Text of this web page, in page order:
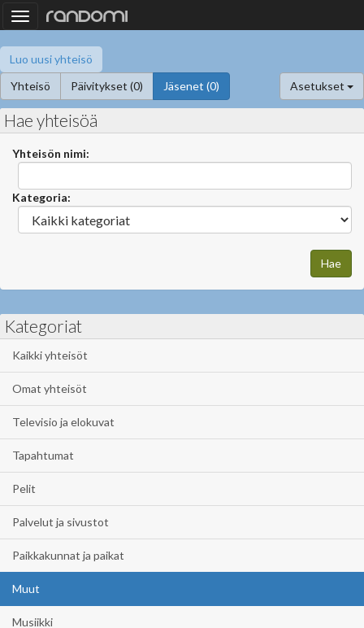
Toggle
navigation
Luo uusi yhteisö
Yhteisö
Päivitykset (0) Jäsenet (0) Asetukset
Hae yhteisöä
Yhteisön nimi:
Kategoria:
Kategoriat
Kaikki yhteisöt
Omat yhteisöt
Televisio ja elokuvat
Tapahtumat
Pelit
Palvelut ja sivustot
Paikkakunnat ja paikat
Muut
Musiikki